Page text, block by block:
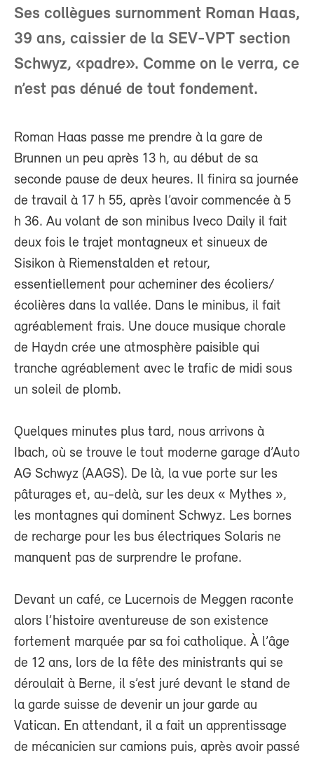
Ses collègues surnomment Roman Haas,
39 ans, caissier de la SEV-VPT section
Schwyz, «padre». Comme on le verra, ce
n’est pas dénué de tout fondement.
Roman Haas passe me prendre à la gare de
Brunnen un peu après 13 h, au début de sa
seconde pause de deux heures. Il finira sa journée
de travail à 17 h 55, après l’avoir commencée à 5
h 36. Au volant de son minibus Iveco Daily il fait
deux fois le trajet montagneux et sinueux de
Sisikon à Riemenstalden et retour,
essentiellement pour acheminer des écoliers/
écolières dans la vallée. Dans le minibus, il fait
agréablement frais. Une douce musique chorale
de Haydn crée une atmosphère paisible qui
tranche agréablement avec le trafic de midi sous
un soleil de plomb.
Quelques minutes plus tard, nous arrivons à
Ibach, où se trouve le tout moderne garage d’Auto
AG Schwyz (AAGS). De là, la vue porte sur les
pâturages et, au-delà, sur les deux « Mythes »,
les montagnes qui dominent Schwyz. Les bornes
de recharge pour les bus électriques Solaris ne
manquent pas de surprendre le profane.
Devant un café, ce Lucernois de Meggen raconte
alors l’histoire aventureuse de son existence
fortement marquée par sa foi catholique. À l’âge
de 12 ans, lors de la fête des ministrants qui se
déroulait à Berne, il s’est juré devant le stand de
la garde suisse de devenir un jour garde au
Vatican. En attendant, il a fait un apprentissage
de mécanicien sur camions puis, après avoir passé